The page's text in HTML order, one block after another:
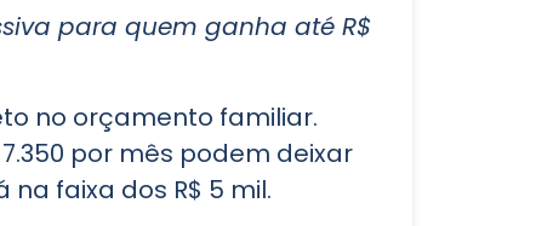
para quem ganha até R$
no orçamento familiar.
por mês podem deixar
faixa dos R$ 5 mil.